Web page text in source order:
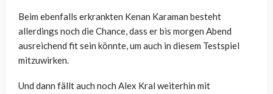
Beim ebenfalls erkrankten Kenan Karaman besteht
allerdings noch die Chance, dass er bis morgen Abend
ausreichend fit sein könnte, um auch in diesem Testspiel
mitzuwirken.
Und dann fällt auch noch Alex Kral weiterhin mit